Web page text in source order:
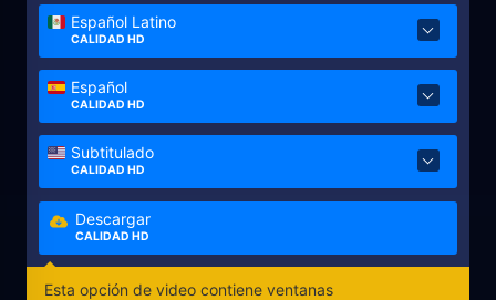
Español Latino
CALIDAD HD
Español
CALIDAD HD
Subtitulado
CALIDAD HD
Descargar
CALIDAD HD
Esta opción de video contiene ventanas